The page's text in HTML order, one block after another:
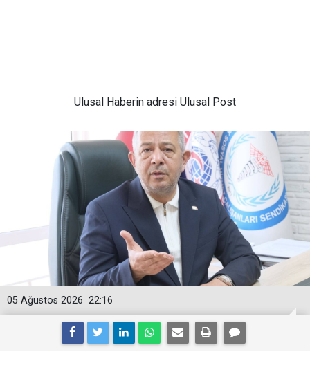
Ulusal Haberin adresi Ulusal Post
22:16
05 Ağustos 2026